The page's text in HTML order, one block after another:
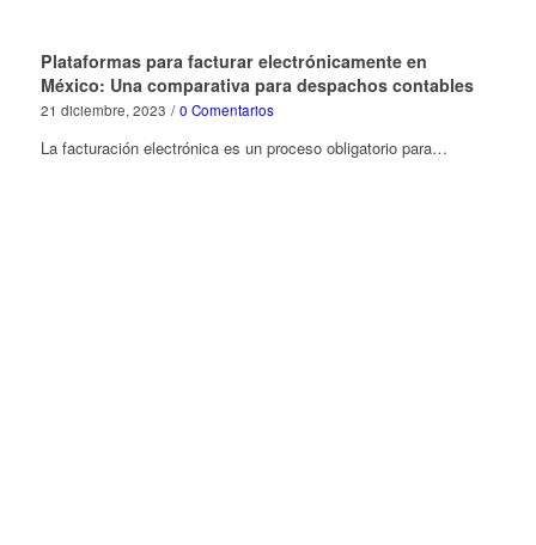
Plataformas para facturar electrónicamente en
México: Una comparativa para despachos contables
21 diciembre, 2023 / 0 Comentarios
La facturación electrónica es un proceso obligatorio para…